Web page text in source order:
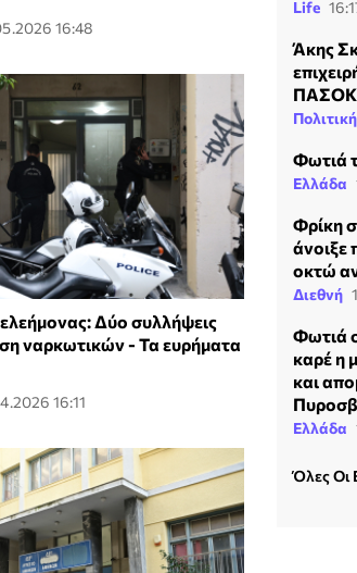
16:48
Δύο συλλήψεις
ναρκωτικών - Τα ευρήματα
16:11
Life
Άκης
ΠΑΣΟΚ
Πολιτική
Φωτιά
Ελλάδα
Φρίκη
άνοιξε
οκτώ
Διεθνή
Φωτιά
καρέ η
και
Ελλάδα
Όλες Οι